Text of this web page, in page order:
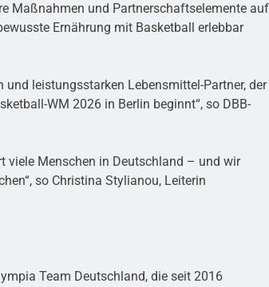
Maßnahmen und Partnerschaftselemente auf
Ernährung mit Basketball erlebbar
leistungsstarken Lebensmittel-Partner, der
WM 2026 in Berlin beginnt“, so DBB-
viele Menschen in Deutschland – und wir
so Christina Stylianou, Leiterin
Team Deutschland, die seit 2016